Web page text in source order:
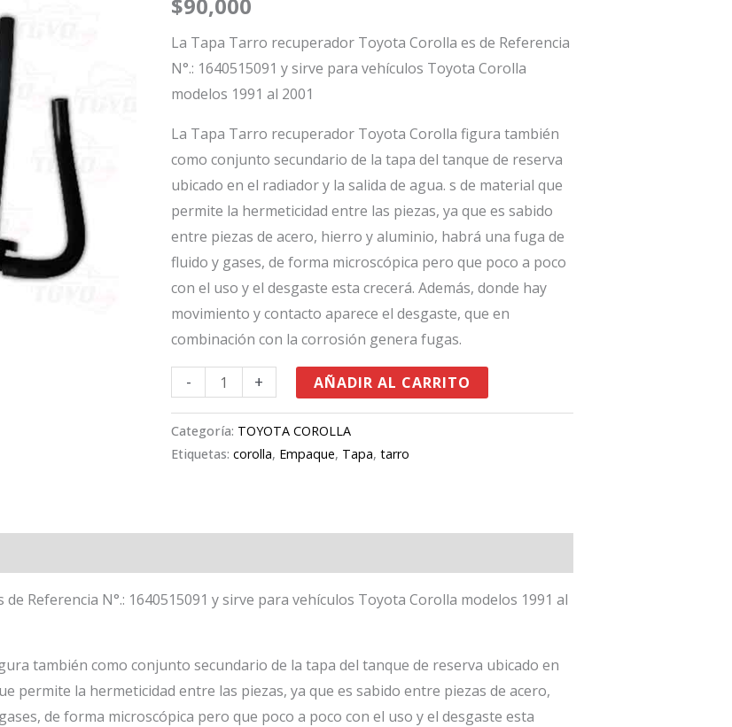
$90,000
La Tapa Tarro recuperador Toyota Corolla es de Referencia
N°.: 1640515091 y sirve para vehículos Toyota Corolla
modelos 1991 al 2001
La Tapa Tarro recuperador Toyota Corolla figura también
como conjunto secundario de la tapa del tanque de reserva
ubicado en el radiador y la salida de agua. s de material que
permite la hermeticidad entre las piezas, ya que es sabido
entre piezas de acero, hierro y aluminio, habrá una fuga de
fluido y gases, de forma microscópica pero que poco a poco
con el uso y el desgaste esta crecerá. Además, donde hay
movimiento y contacto aparece el desgaste, que en
combinación con la corrosión genera fugas.
-
Corolla
cantidad
+ AÑADIR AL CARRITO
Categoría: TOYOTA COROLLA
Etiquetas:corolla, Empaque, Tapa,tarro
Referencia N°.: 1640515091 y sirve para vehículos Toyota Corolla modelos 1991 al
también como conjunto secundario de la tapa del tanque de reserva ubicado en
permite la hermeticidad entre las piezas, ya que es sabido entre piezas de acero,
de forma microscópica pero que poco a poco con el uso y el desgaste esta